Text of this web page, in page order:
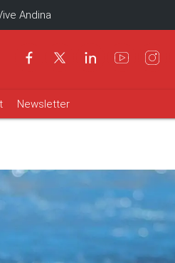
Andina
Newsletter